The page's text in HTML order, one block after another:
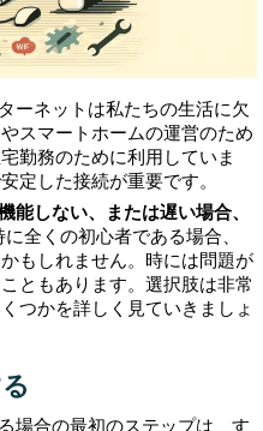
ーネットは私たちの生活に欠
スマートホームの運営のため
勤務のために利用していま
定した接続が重要です。
能しない、または遅い場合、
に全くの初心者である場合、
もしれません。時には問題が
ともあります。選択肢は非常
つかを詳しく見ていきましょ
場合の最初のステップは、す